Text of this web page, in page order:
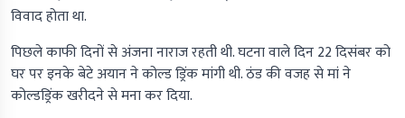
विवाद होता था.
पिछले काफी दिनों से अंजना नाराज रहती थी. घटना वाले दिन 22 दिसंबर को
घर पर इनके बेटे अयान ने कोल्ड ड्रिंक मांगी थी. ठंड की वजह से मां ने
कोल्डड्रिंक खरीदने से मना कर दिया.